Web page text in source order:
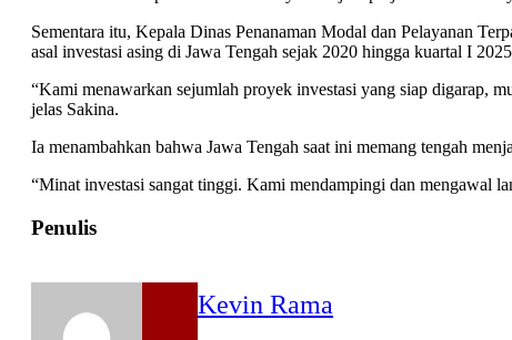
Sementara itu, Kepala Dinas Penanaman Modal dan Pelayanan
asal investasi asing di Jawa Tengah sejak 2020 hingga kuartal I
“Kami menawarkan sejumlah proyek investasi yang siap digarap,
jelas Sakina.
Ia menambahkan bahwa Jawa Tengah saat ini memang tengah
“Minat investasi sangat tinggi. Kami mendampingi dan mengawal
Penulis
Kevin Rama